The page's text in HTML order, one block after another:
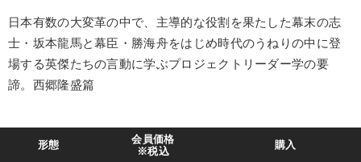
2026年夏季全国経営者セミナー収録講演ＣＤ・講演ＤＶＤ・デジ
タル版（音声／動画ストリーミング・ダウンロード）
製造業 卸売・小売・飲食業
日本有数の大変革の中で、主導的な役割を果たした幕末の志
士・坂本龍馬と幕臣・勝海舟をはじめ時代のうねりの中に登
場する英傑たちの言動に学ぶプロジェクトリーダー学の要
諦。西郷隆盛篇
形態
会員価格
※税込
購入